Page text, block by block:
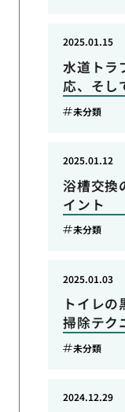
水道トラ
応、そし
2025.01.15
未分類
浴槽交換
イント
2025.01.12
未分類
トイレ
掃除テク
2025.01.03
未分類
2024.12.29